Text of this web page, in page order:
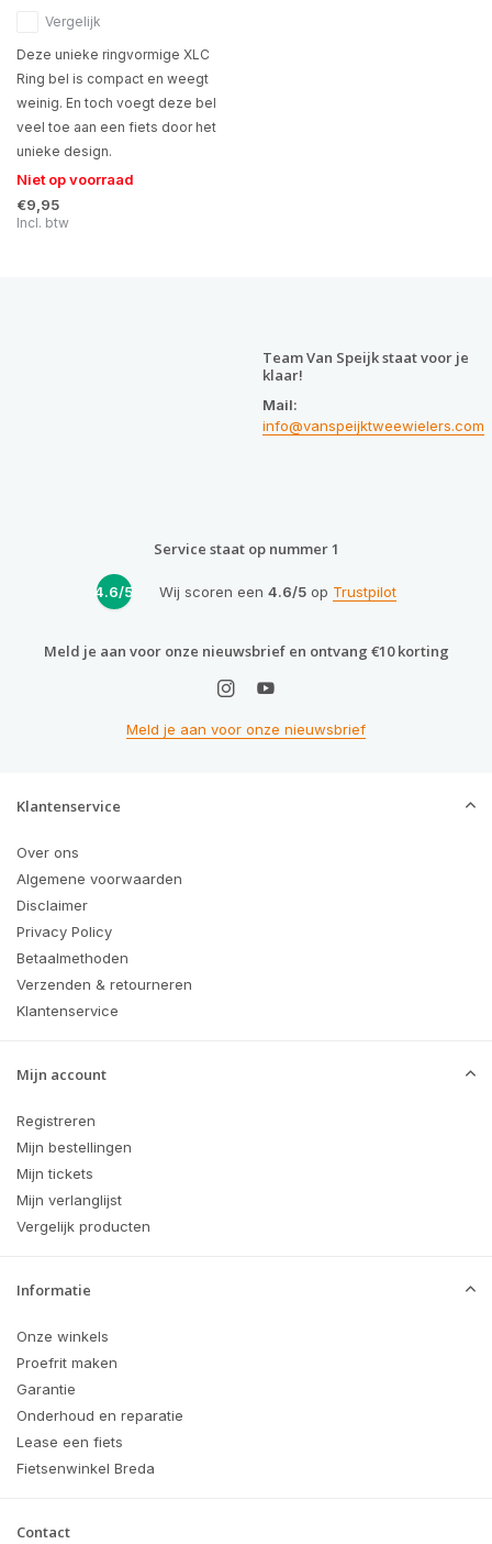
Vergelijk
Deze unieke ringvormige XLC
Ring bel is compact en weegt
weinig. En toch voegt deze bel
veel toe aan een fiets door het
unieke design.
Niet op voorraad
€9,95
Incl. btw
Team Van Speijk staat voor je
klaar!
Mail:
info@vanspeijktweewielers.com
Service staat op nummer 1
4.6/5 Wij scoren een 4.6/5op Trustpilot
Meld je aan voor onze nieuwsbrief en ontvang €10 korting
Meld je aan voor onze nieuwsbrief
Klantenservice
Over ons
Algemene voorwaarden
Disclaimer
Privacy Policy
Betaalmethoden
Verzenden & retourneren
Klantenservice
Mijn account
Registreren
Mijn bestellingen
Mijn tickets
Mijn verlanglijst
Vergelijk producten
Informatie
Onze winkels
Proefrit maken
Garantie
Onderhoud en reparatie
Lease een fiets
Fietsenwinkel Breda
Contact